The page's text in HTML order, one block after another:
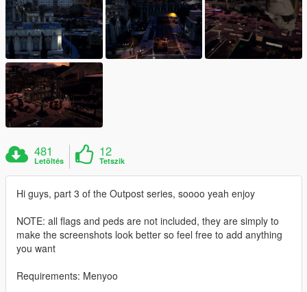
481
Letöltés
12
Tetszik
Hi guys, part 3 of the Outpost series, soooo yeah enjoy
NOTE: all flags and peds are not included, they are simply to
make the screenshots look better so feel free to add anything
you want
Requirements: Menyoo